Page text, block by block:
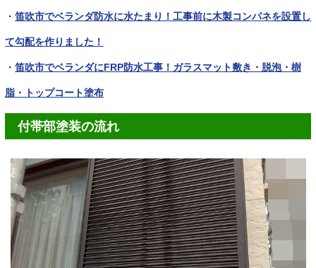
・ 笛吹市でベランダ防水に水たまり！工事前に木製コンパネを設置し
て勾配を作りました！
・ 笛吹市でベランダにFRP防水工事！ガラスマット敷き・脱泡・樹
脂・トップコート塗布
付帯部塗装の流れ